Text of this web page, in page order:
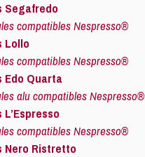
Segafredo
compatibles Nespresso®
Lollo
compatibles Nespresso®
Edo Quarta
alu compatibles Nespresso®
L’Espresso
compatibles Nespresso®
Nero Ristretto